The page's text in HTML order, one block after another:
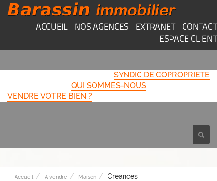
ACCUEIL NOS AGENCES EXTRANET
CONTACT
ESPACE CLIENT
SYNDIC DE COPROPRIETE
QUI SOMMES-NOUS
VENDRE VOTRE BIEN ?
Accueil A vendre Maison Creances